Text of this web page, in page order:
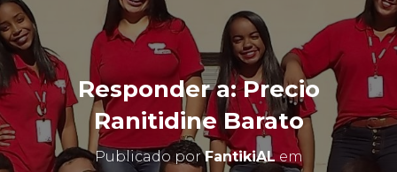
R
N
A
N
A
E
G
Responder a: Precio
Ranitidine Barato
Publicado porFantikiALem